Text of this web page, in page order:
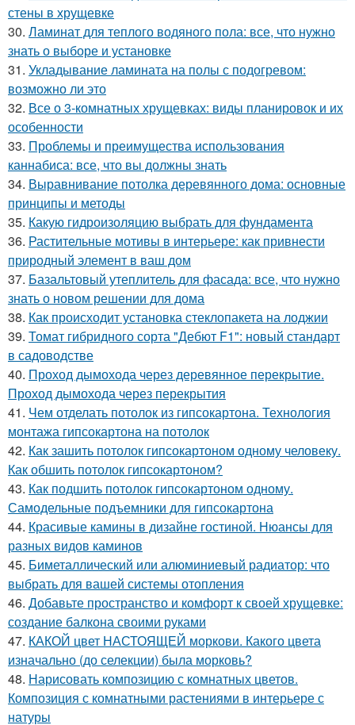
стены в хрущевке
30. Ламинат для теплого водяного пола: все, что нужно
знать о выборе и установке
31. Укладывание ламината на полы с подогревом:
возможно ли это
32. Все о 3-комнатных хрущевках: виды планировок и их
особенности
33. Проблемы и преимущества использования
каннабиса: все, что вы должны знать
34. Выравнивание потолка деревянного дома: основные
принципы и методы
35. Какую гидроизоляцию выбрать для фундамента
36. Растительные мотивы в интерьере: как привнести
природный элемент в ваш дом
37. Базальтовый утеплитель для фасада: все, что нужно
знать о новом решении для дома
38. Как происходит установка стеклопакета на лоджии
39. Томат гибридного сорта "Дебют F1": новый стандарт
в садоводстве
40. Проход дымохода через деревянное перекрытие.
Проход дымохода через перекрытия
41. Чем отделать потолок из гипсокартона. Технология
монтажа гипсокартона на потолок
42. Как зашить потолок гипсокартоном одному человеку.
Как обшить потолок гипсокартоном?
43. Как подшить потолок гипсокартоном одному.
Самодельные подъемники для гипсокартона
44. Красивые камины в дизайне гостиной. Нюансы для
разных видов каминов
45. Биметаллический или алюминиевый радиатор: что
выбрать для вашей системы отопления
46. Добавьте пространство и комфорт к своей хрущевке:
создание балкона своими руками
47. КАКОЙ цвет НАСТОЯЩЕЙ моркови. Какого цвета
изначально (до селекции) была морковь?
48. Нарисовать композицию с комнатных цветов.
Композиция с комнатными растениями в интерьере с
натуры